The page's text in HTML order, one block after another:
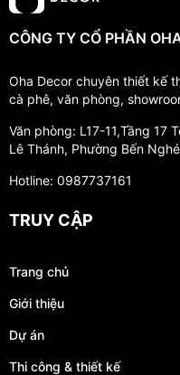
CÔNG TY CỔ PHẦN
Oha Decor chuyên thiết kế
cà phê, văn phòng,
Văn phòng: L17-11,Tầng 17
Lê Thánh, Phường Bến
Hotline: 0987737161
TRUY CẬP
Trang chủ
Giới thiệu
Dự án
Thi công & thiết kế